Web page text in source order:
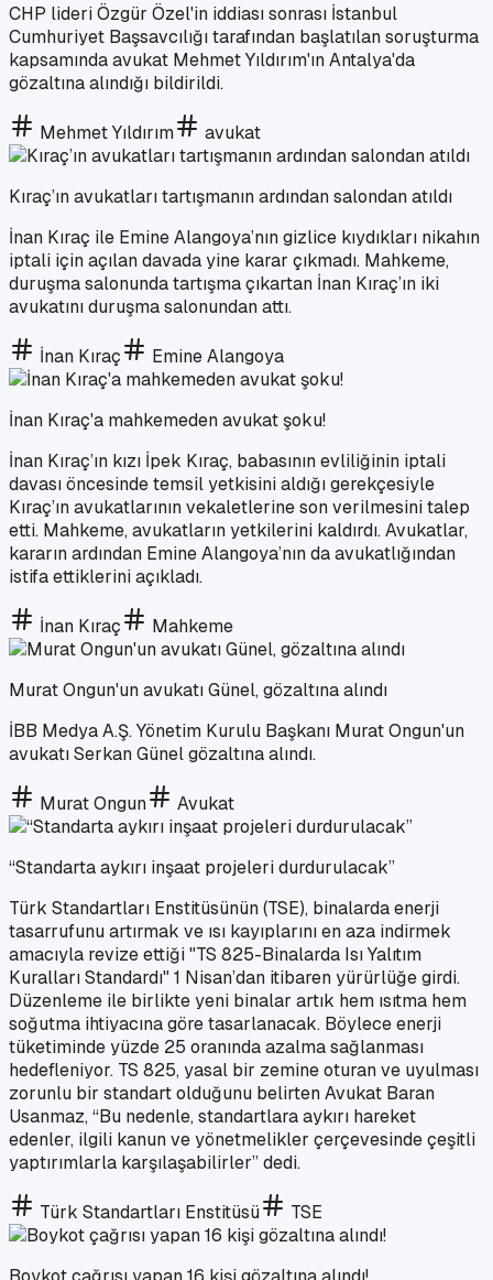
CHP lideri Özgür Özel'in iddiası sonrası İstanbul
Cumhuriyet Başsavcılığı tarafından başlatılan soruşturma
kapsamında avukat Mehmet Yıldırım'ın Antalya'da
gözaltına alındığı bildirildi.
Mehmet Yıldırım avukat
Kıraç’ın avukatları tartışmanın ardından salondan atıldı
İnan Kıraç ile Emine Alangoya’nın gizlice kıydıkları nikahın
iptali için açılan davada yine karar çıkmadı. Mahkeme,
duruşma salonunda tartışma çıkartan İnan Kıraç’ın iki
avukatını duruşma salonundan attı.
İnan Kıraç Emine Alangoya
İnan Kıraç'a mahkemeden avukat şoku!
İnan Kıraç’ın kızı İpek Kıraç, babasının evliliğinin iptali
davası öncesinde temsil yetkisini aldığı gerekçesiyle
Kıraç’ın avukatlarının vekaletlerine son verilmesini talep
etti. Mahkeme, avukatların yetkilerini kaldırdı. Avukatlar,
kararın ardından Emine Alangoya’nın da avukatlığından
istifa ettiklerini açıkladı.
İnan Kıraç Mahkeme
Murat Ongun'un avukatı Günel, gözaltına alındı
İBB Medya A.Ş. Yönetim Kurulu Başkanı Murat Ongun'un
avukatı Serkan Günel gözaltına alındı.
Murat Ongun Avukat
“Standarta aykırı inşaat projeleri durdurulacak”
Türk Standartları Enstitüsünün (TSE), binalarda enerji
tasarrufunu artırmak ve ısı kayıplarını en aza indirmek
amacıyla revize ettiği "TS 825-Binalarda Isı Yalıtım
Kuralları Standardı" 1 Nisan’dan itibaren yürürlüğe girdi.
Düzenleme ile birlikte yeni binalar artık hem ısıtma hem
soğutma ihtiyacına göre tasarlanacak. Böylece enerji
tüketiminde yüzde 25 oranında azalma sağlanması
hedefleniyor. TS 825, yasal bir zemine oturan ve uyulması
zorunlu bir standart olduğunu belirten Avukat Baran
Usanmaz, “Bu nedenle, standartlara aykırı hareket
edenler, ilgili kanun ve yönetmelikler çerçevesinde çeşitli
yaptırımlarla karşılaşabilirler” dedi.
Türk Standartları Enstitüsü TSE